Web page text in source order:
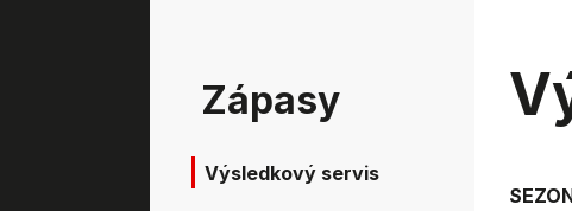
Zápasy
Výsledkový servis